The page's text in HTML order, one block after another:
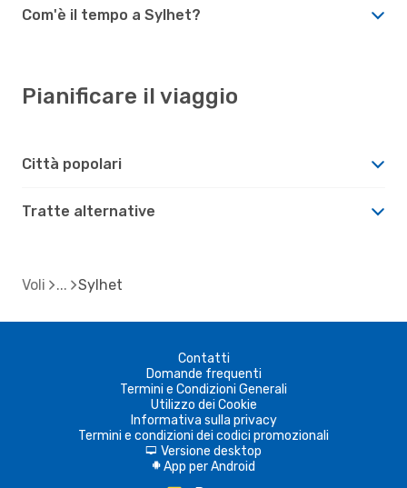
Com'è il tempo a Sylhet?
Pianificare il viaggio
Città popolari
Tratte alternative
Voli Sylhet
Contatti
Domande frequenti
Termini e Condizioni Generali
Utilizzo dei Cookie
Informativa sulla privacy
Termini e condizioni dei codici promozionali
d Versione desktop
A App per Android